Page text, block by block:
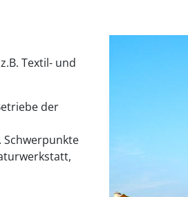
Textil- und
der